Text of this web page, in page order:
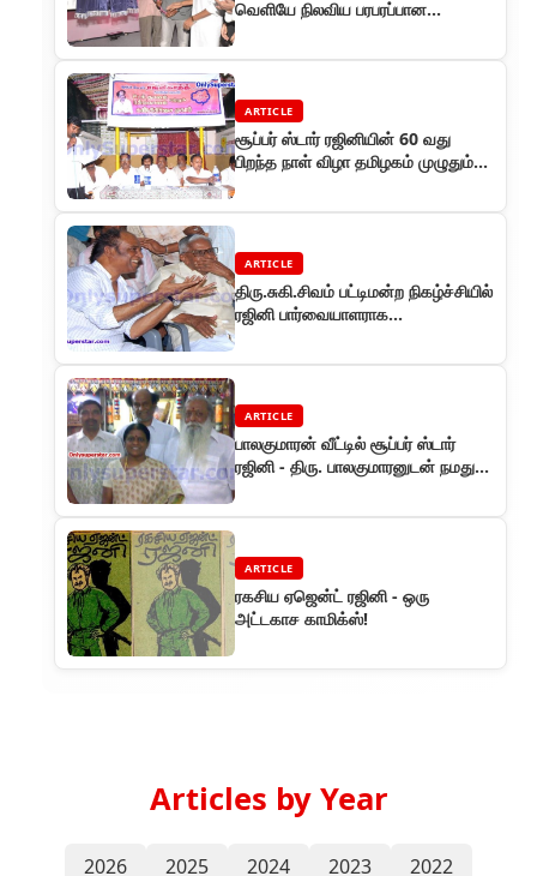
வெளியே நிலவிய பரபரப்பான
ARTICLE
சூப்பர் ஸ்டார் ரஜினியின் 60 வது
பிறந்த நாள் விழா தமிழகம் முழுதும்
ARTICLE
திரு.சுகி.சிவம் பட்டிமன்ற நிகழ்ச்சியில்
ரஜினி பார்வையாளராக
ARTICLE
பாலகுமாரன் வீட்டில் சூப்பர் ஸ்டார்
ரஜினி - திரு. பாலகுமாரனுடன் நமது
ARTICLE
ரகசிய ஏஜென்ட் ரஜினி - ஒரு
அட்டகாச காமிக்ஸ்!
Articles by Year
2026 2025 2024 2023
2022